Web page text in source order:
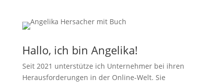
Hallo, ich bin Angelika!
Seit 2021 unterstütze ich Unternehmer bei ihren
Herausforderungen in der Online-Welt. Sie